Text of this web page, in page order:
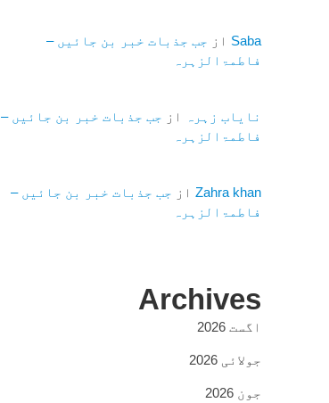
Saba از جب جذبات خبر بن جائیں –
فاطمۃالزہرہ
نایاب زہرہ از جب جذبات خبر بن جائیں –
فاطمۃالزہرہ
Zahra khanاز جب جذبات خبر بن جائیں –
فاطمۃالزہرہ
Archives
اگست 2026
جولائی 2026
جون 2026